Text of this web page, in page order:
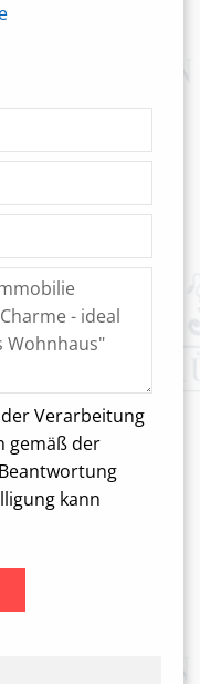
Verarbeitung
gemäß der
kann